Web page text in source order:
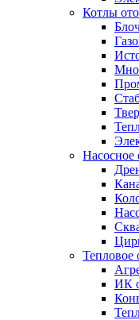
Котлы
Насосное
Тепловое
ИК